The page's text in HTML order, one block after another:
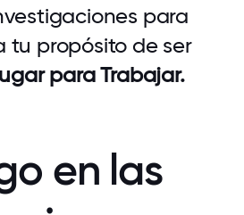
para
tu propósito de ser
para Trabajar.
en las